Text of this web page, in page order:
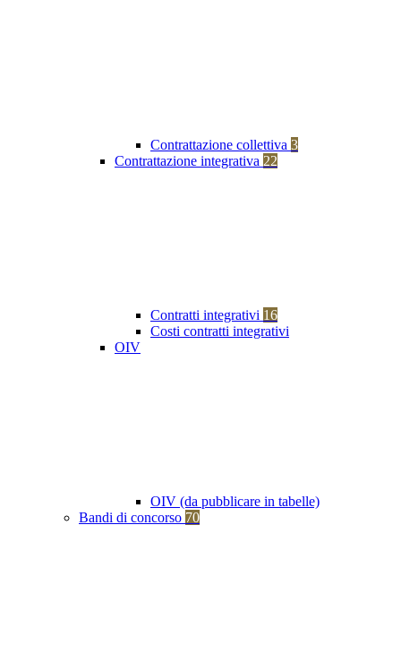
Contrattazione collettiva 3
Contrattazione integrativa 22
Contratti integrativi 16
Costi contratti integrativi
OIV
OIV (da pubblicare in tabelle)
Bandi di concorso 70